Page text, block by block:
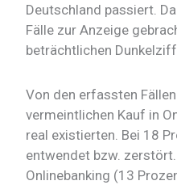
Deutschland passiert.
Fälle zur Anzeige
beträchtlichen
Von den erfassten
vermeintlichen Kauf in
real existierten. Bei 18
entwendet bzw.
Onlinebanking (13